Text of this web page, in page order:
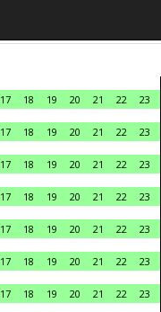
17 18 19 20 21 22
23
17 18 19 20 21 22
23
17 18 19 20 21 22
23
17 18 19 20 21 22
23
17 18 19 20 21 22
23
17 18 19 20 21 22
23
17 18 19 20 21 22
23